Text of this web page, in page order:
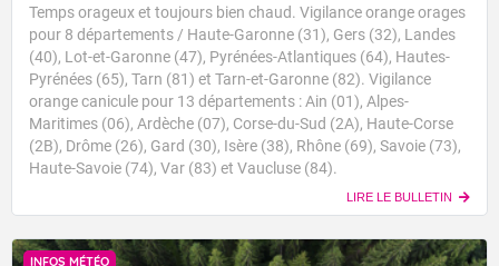
Temps orageux et toujours bien chaud. Vigilance orange orages
pour 8 départements / Haute-Garonne (31), Gers (32), Landes
(40), Lot-et-Garonne (47), Pyrénées-Atlantiques (64), Hautes-
Pyrénées (65), Tarn (81) et Tarn-et-Garonne (82). Vigilance
orange canicule pour 13 départements : Ain (01), Alpes-
Maritimes (06), Ardèche (07), Corse-du-Sud (2A), Haute-Corse
(2B), Drôme (26), Gard (30), Isère (38), Rhône (69), Savoie (73),
Haute-Savoie (74), Var (83) et Vaucluse (84).
LIRE LE BULLETIN
INFOS MÉTÉO